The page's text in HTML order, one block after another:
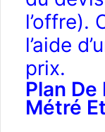
l’offre).
l’aide
prix.
Plan
Métré